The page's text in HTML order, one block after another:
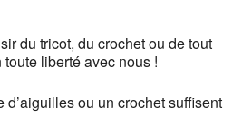
du tricot, du crochet ou de tout
liberté avec nous !
d’aiguilles ou un crochet suffisent